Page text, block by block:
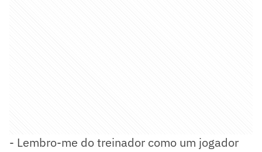
- Lembro-me do treinador como um jogador